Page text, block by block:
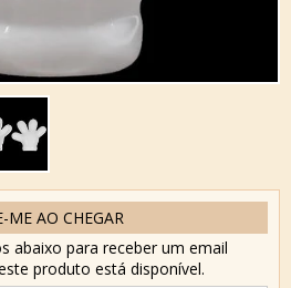
ME AO CHEGAR
abaixo para receber um email
produto está disponível.